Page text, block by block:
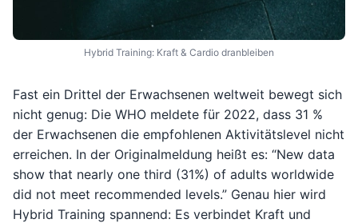
Hybrid Training: Kraft & Cardio dranbleiben
Fast ein Drittel der Erwachsenen weltweit bewegt sich
nicht genug: Die WHO meldete für 2022, dass 31 %
der Erwachsenen die empfohlenen Aktivitätslevel nicht
erreichen. In der Originalmeldung heißt es: “New data
show that nearly one third (31%) of adults worldwide
did not meet recommended levels.” Genau hier wird
Hybrid Training spannend: Es verbindet Kraft und